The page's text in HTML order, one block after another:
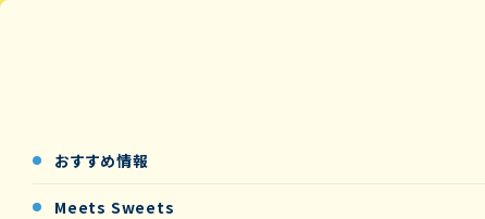
おすすめ情報
Meets Sweets